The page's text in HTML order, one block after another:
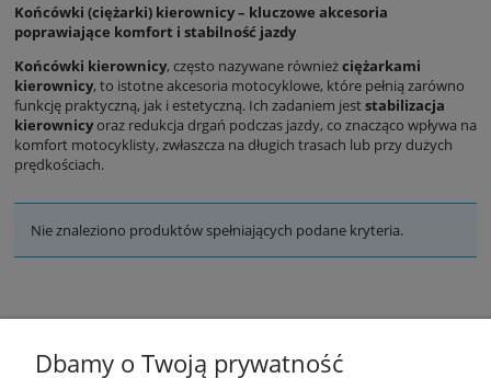
Końcówki (ciężarki) kierownicy – kluczowe akcesoria
poprawiające komfort i stabilność jazdy
Końcówki kierownicy, często nazywane równieżciężarkami
kierownicy, to istotne akcesoria motocyklowe, które pełnią zarówno
funkcję praktyczną, jak i estetyczną. Ich zadaniem jeststabilizacja
kierownicyoraz redukcja drgań podczas jazdy, co znacząco wpływa na
komfort motocyklisty, zwłaszcza na długich trasach lub przy dużych
prędkościach.
Nie znaleziono produktów spełniających podane kryteria.
Dbamy o Twoją prywatność